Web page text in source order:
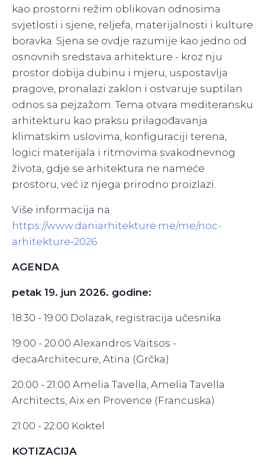
kao prostorni režim oblikovan odnosima
svjetlosti i sjene, reljefa, materijalnosti i kulture
boravka. Sjena se ovdje razumije kao jedno od
osnovnih sredstava arhitekture - kroz nju
prostor dobija dubinu i mjeru, uspostavlja
pragove, pronalazi zaklon i ostvaruje suptilan
odnos sa pejzažom. Tema otvara mediteransku
arhitekturu kao praksu prilagođavanja
klimatskim uslovima, konfiguraciji terena,
logici materijala i ritmovima svakodnevnog
života, gdje se arhitektura ne nameće
prostoru, već iz njega prirodno proizlazi.
Više informacija na
https://www.daniarhitekture.me/me/noc-
arhitekture-2026
AGENDA
petak 19. jun 2026. godine:
18:30 - 19:00 Dolazak, registracija učesnika
19:00 - 20:00 Alexandros Vaitsos -
decaArchitecure, Atina (Grčka)
20:00 - 21:00 Amelia Tavella, Amelia Tavella
Architects, Aix en Provence (Francuska)
21:00 - 22:00 Koktel
KOTIZACIJA